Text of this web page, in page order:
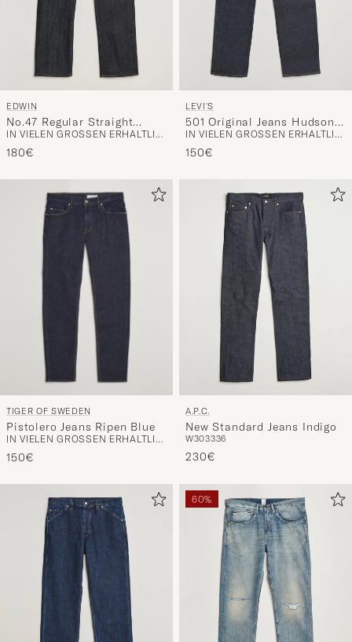
EDWIN
No.47 Regular Straight
Selvage Jeans Unwashed
IN VIELEN GRÖSSEN ERHÄLTLICH
180€
LEVI'S
501 Original Jeans Hudson
Selvedge Rigid
IN VIELEN GRÖSSEN ERHÄLTLICH
150€
TIGER OF SWEDEN
Pistolero Jeans Ripen Blue
IN VIELEN GRÖSSEN ERHÄLTLICH
150€
A.P.C.
New Standard Jeans Indigo
W303336
230€
60%